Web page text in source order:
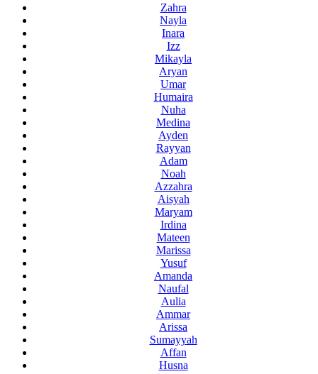
Zahra
Nayla
Inara
Izz
Mikayla
Aryan
Umar
Humaira
Nuha
Medina
Ayden
Rayyan
Adam
Noah
Azzahra
Aisyah
Maryam
Irdina
Mateen
Marissa
Yusuf
Amanda
Naufal
Aulia
Ammar
Arissa
Sumayyah
Affan
Husna